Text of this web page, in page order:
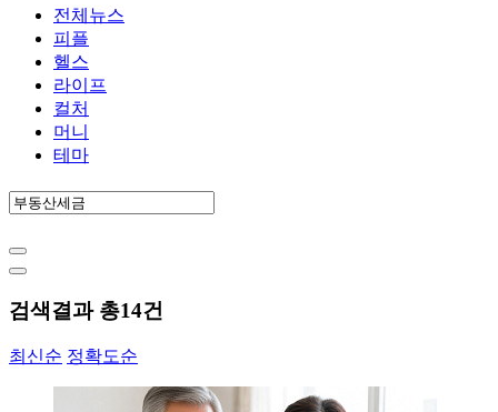
전체뉴스
피플
헬스
라이프
컬처
머니
테마
검색결과 총14건
최신순 정확도순